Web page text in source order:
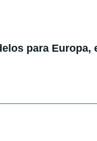
para